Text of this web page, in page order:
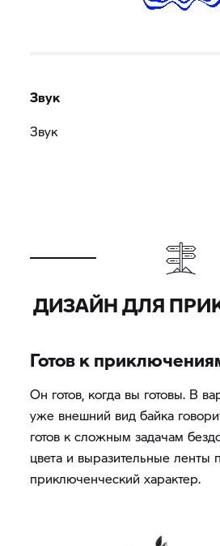
Звук
Звук
ДИЗАЙН ДЛЯ
Готов к
Он готов, когда вы готовы. В
уже внешний вид байка
готов к сложным задачам
цвета и выразительные ленты
приключенческий характер.